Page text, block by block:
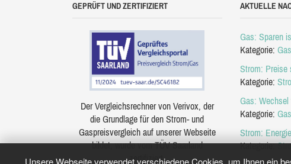
Unsere Webseite verwendet verschiedene Cookies, um Ihnen ein
GEPRÜFT UND ZERTIFIZIERT
Der Vergleichsrechner von Verivox, der
die Grundlage für den Strom- und
Gaspreisvergleich auf unserer Webseite
bildet, wurde vom TÜV Saarland
zertifiziert.
AKTUELLE
Gas: Sparen
Kategorie: Gas
Strom: Preise
Kategorie:
Gas: Wechsel
Kategorie: Gas
Strom:
Kategorie: